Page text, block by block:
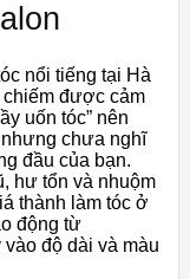
nổi tiếng tại Hà
chiếm được cảm
uốn tóc” nên
nhưng chưa nghĩ
đầu của bạn.
hư tổn và nhuộm
thành làm tóc ở
động từ
độ dài và màu